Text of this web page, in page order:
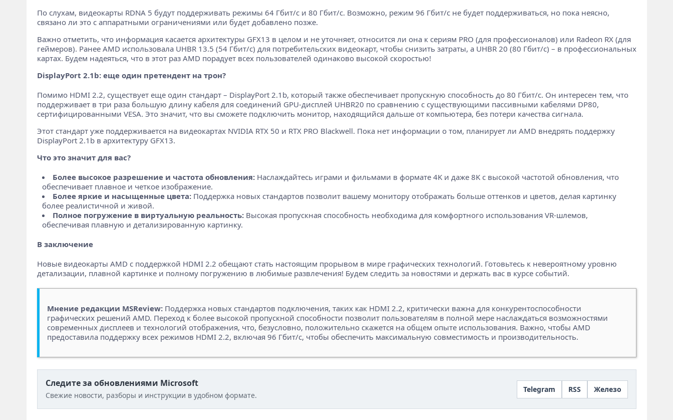
По слухам, видеокарты RDNA 5 будут поддерживать режимы 64 Гбит/с и 80 Гбит/с. Возможно, режим 96 Гбит/с не будет поддерживаться, но пока неясно,
связано ли это с аппаратными ограничениями или будет добавлено позже.
Важно отметить, что информация касается архитектуры GFX13 в целом и не уточняет, относится ли она к сериям PRO (для профессионалов) или Radeon RX (для
геймеров). Ранее AMD использовала UHBR 13.5 (54 Гбит/с) для потребительских видеокарт, чтобы снизить затраты, а UHBR 20 (80 Гбит/с) – в профессиональных
картах. Будем надеяться, что в этот раз AMD порадует всех пользователей одинаково высокой скоростью!
DisplayPort 2.1b: еще один претендент на трон?
Помимо HDMI 2.2, существует еще один стандарт – DisplayPort 2.1b, который также обеспечивает пропускную способность до 80 Гбит/с. Он интересен тем, что
поддерживает в три раза большую длину кабеля для соединений GPU-дисплей UHBR20 по сравнению с существующими пассивными кабелями DP80,
сертифицированными VESA. Это значит, что вы сможете подключить монитор, находящийся дальше от компьютера, без потери качества сигнала.
Этот стандарт уже поддерживается на видеокартах NVIDIA RTX 50 и RTX PRO Blackwell. Пока нет информации о том, планирует ли AMD внедрять поддержку
DisplayPort 2.1b в архитектуру GFX13.
Что это значит для вас?
Более высокое разрешение и частота обновления:Наслаждайтесь играми и фильмами в формате 4K и даже 8K с высокой частотой обновления, что
обеспечивает плавное и четкое изображение.
Более яркие и насыщенные цвета:Поддержка новых стандартов позволит вашему монитору отображать больше оттенков и цветов, делая картинку
более реалистичной и живой.
Полное погружение в виртуальную реальность:Высокая пропускная способность необходима для комфортного использования VR-шлемов,
обеспечивая плавную и детализированную картинку.
В заключение
Новые видеокарты AMD с поддержкой HDMI 2.2 обещают стать настоящим прорывом в мире графических технологий. Готовьтесь к невероятному уровню
детализации, плавной картинке и полному погружению в любимые развлечения! Будем следить за новостями и держать вас в курсе событий.
Мнение редакции MSReview:Поддержка новых стандартов подключения, таких как HDMI 2.2, критически важна для конкурентоспособности
графических решений AMD. Переход к более высокой пропускной способности позволит пользователям в полной мере наслаждаться возможностями
современных дисплеев и технологий отображения, что, безусловно, положительно скажется на общем опыте использования. Важно, чтобы AMD
предоставила поддержку всех режимов HDMI 2.2, включая 96 Гбит/с, чтобы обеспечить максимальную совместимость и производительность.
Следите за обновлениями Microsoft
Свежие новости, разборы и инструкции в удобном формате.
Telegram RSS Железо